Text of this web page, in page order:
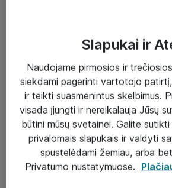
Paslaugos
Sprendimai
Įgyvendinti projektai
Atea ekspertų patarimai verslui
Slapukai ir
Naudojame pirmosios ir
siekdami pagerinti vartotojo
ir teikti suasmenintus skelbimus.
visada įjungti ir nereikalauja Jūsų
būtini mūsų svetainei. Galite
privalomais slapukais ir valdyti
spustelėdami žemiau, arba
Privatumo nustatymuose.